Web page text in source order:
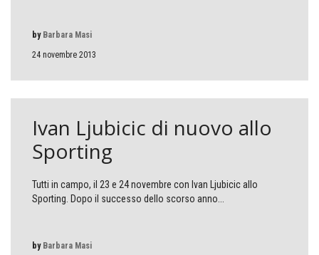
24 novembre 2013
by Barbara Masi
Ivan Ljubicic di nuovo allo
Sporting
Tutti in campo, il 23 e 24 novembre con Ivan Ljubicic allo
Sporting. Dopo il successo dello scorso anno...
by Barbara Masi